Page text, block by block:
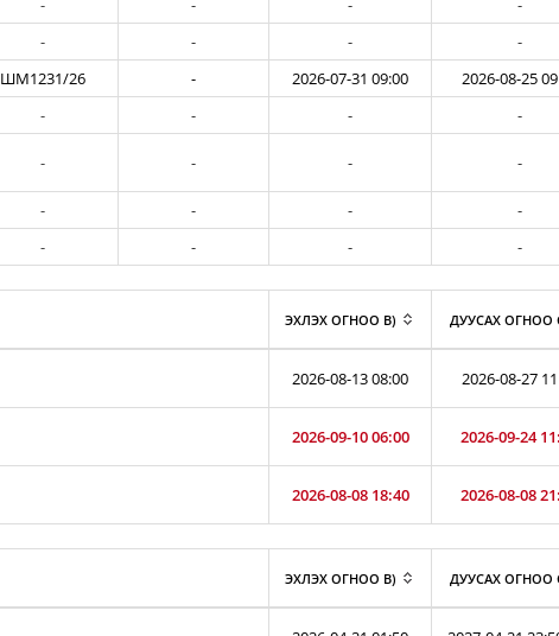
- - -
-
- - -
-
ШМ1231/26 - 2026-07-31 09:00
2026-08-25
- - - -
- - - -
- - -
-
- - -
-
ЭХЛЭХ ОГНОО B) ДУУСАХ ОГНОО
2026-08-13 08:00 2026-08-27
2026-09-10 06:00 2026-09-24
2026-08-08 18:40
2026-08-08
ЭХЛЭХ ОГНОО B) ДУУСАХ ОГНОО